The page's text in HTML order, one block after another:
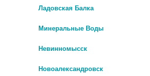
Ладовская Балка
Минеральные Воды
Невинномысск
Новоалександровск